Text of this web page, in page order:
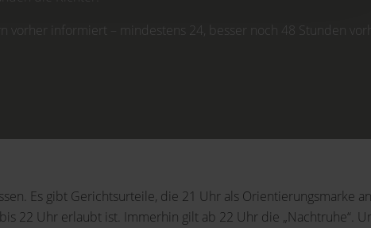
informiert – mindestens 24, besser noch 48 Stunden
Es gibt Gerichtsurteile, die 21 Uhr als Orientierungsmarke
22 Uhr erlaubt ist. Immerhin gilt ab 22 Uhr die „Nachtruhe“.